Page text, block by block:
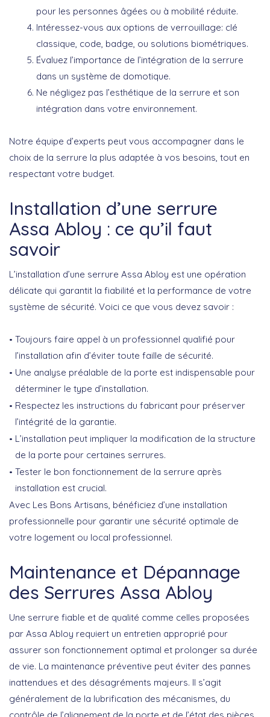
pour les personnes âgées ou à mobilité réduite.
Intéressez-vous aux options de verrouillage: clé
classique, code, badge, ou solutions biométriques.
Évaluez l’importance de l’intégration de la serrure
dans un système de domotique.
Ne négligez pas l’esthétique de la serrure et son
intégration dans votre environnement.
Notre équipe d’experts peut vous accompagner dans le
choix de la serrure la plus adaptée à vos besoins, tout en
respectant votre budget.
Installation d’une serrure
Assa Abloy : ce qu’il faut
savoir
L’installation d’une serrure Assa Abloy est une opération
délicate qui garantit la fiabilité et la performance de votre
système de sécurité. Voici ce que vous devez savoir :
Toujours faire appel à un professionnel qualifié pour
l’installation afin d’éviter toute faille de sécurité.
Une analyse préalable de la porte est indispensable pour
déterminer le type d’installation.
Respectez les instructions du fabricant pour préserver
l’intégrité de la garantie.
L’installation peut impliquer la modification de la structure
de la porte pour certaines serrures.
Tester le bon fonctionnement de la serrure après
installation est crucial.
Avec Les Bons Artisans, bénéficiez d’une installation
professionnelle pour garantir une sécurité optimale de
votre logement ou local professionnel.
Maintenance et Dépannage
des Serrures Assa Abloy
Une serrure fiable et de qualité comme celles proposées
par Assa Abloy requiert un entretien approprié pour
assurer son fonctionnement optimal et prolonger sa durée
de vie. La maintenance préventive peut éviter des pannes
inattendues et des désagréments majeurs. Il s’agit
généralement de la lubrification des mécanismes, du